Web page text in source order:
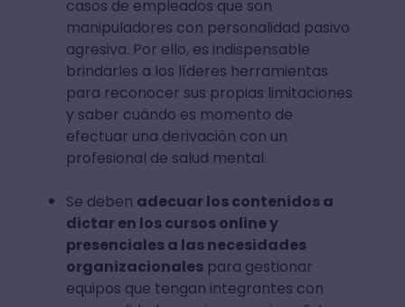
casos de empleados que son
manipuladores con personalidad pasivo
agresiva. Por ello, es indispensable
brindarles a los líderes herramientas
para reconocer sus propias limitaciones
y saber cuándo es momento de
efectuar una derivación con un
profesional de salud mental.
Se deben adecuar los contenidos a
dictar en los cursos online y
presenciales a las necesidades
organizacionalespara gestionar
equipos que tengan integrantes con